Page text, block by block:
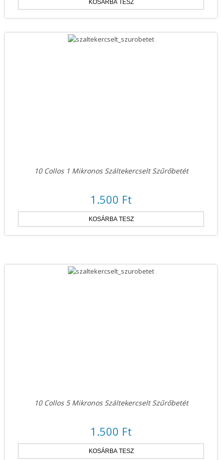
10 Collos 1 Mikronos Száltekercselt Szűrőbetét
1.500 Ft
10 Collos 5 Mikronos Száltekercselt Szűrőbetét
1.500 Ft